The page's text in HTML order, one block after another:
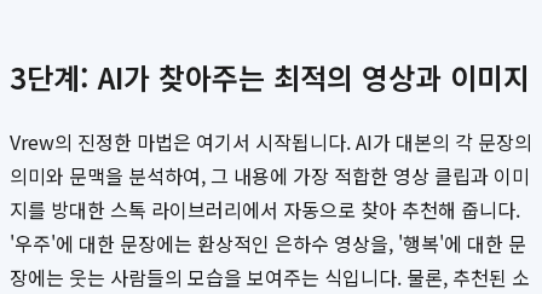
3단계: AI가 찾아주는 최적의 영상과 이미지
Vrew의 진정한 마법은 여기서 시작됩니다. AI가 대본의 각 문장의
의미와 문맥을 분석하여, 그 내용에 가장 적합한 영상 클립과 이미
지를 방대한 스톡 라이브러리에서 자동으로 찾아 추천해 줍니다.
'우주'에 대한 문장에는 환상적인 은하수 영상을, '행복'에 대한 문
장에는 웃는 사람들의 모습을 보여주는 식입니다. 물론, 추천된 소